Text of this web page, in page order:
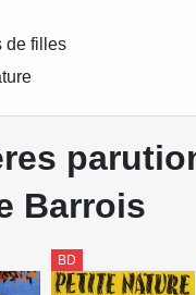
de filles
Barrois
BD